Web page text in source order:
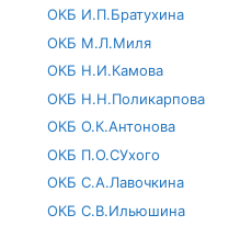
ОКБ И.П.Братухина
ОКБ М.Л.Миля
ОКБ Н.И.Камова
ОКБ Н.Н.Поликарпова
ОКБ О.К.Антонова
ОКБ П.О.СУхого
ОКБ С.А.Лавочкина
ОКБ С.В.Ильюшина